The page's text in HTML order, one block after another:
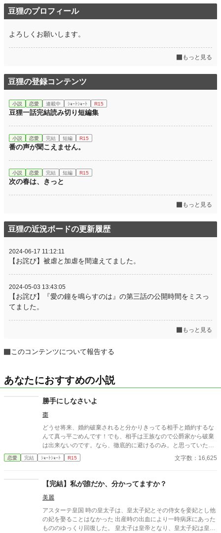
豆狸のプロフィール
よろしくお願いします。
もっと見る
豆狸の登録コンテンツ
小説 恋愛 連載中 ｼｮｰﾄｼｮｰﾄ R15
豆狸一話完結読み切り短編集
小説 恋愛 完結 短編 R15
番の声が聞こえません。
小説 恋愛 完結 短編 R15
次の春は、きっと
もっと見る
豆狸の近況ボードの更新履歴
2024-06-17 11:12:11
【お詫び】被虐と加虐を間違えてました。
2024-05-03 13:43:05
【お詫び】『愛の鐘を鳴らすのは』の第三話の公開時間をミスっ
てました。
もっと見る
このコンテンツについて報告する
あなたにおすすめの小説
勝手にしなさいよ
棗
どうせ将来、婚約破棄されると分かりきってる相手と婚約するな
んて真っ平ごめんです！でも、相手は王族なので公爵家から破棄
は出来ないのです。なら、徹底的に避けるのみ。と思っていた悪
役令嬢予定のヴァイオレットだが……
恋愛 完結 ｼｮｰﾄｼｮｰﾄ R15 文字数：16,625
【完結】私が誰だか、分かってますか？
美麗
アスターテ皇国 時の皇太子は、皇太子妃とその侍女を妾妃とし他
の妃を娶ることはなかった 出産時の出血により一時病床にあった
もののゆっくり回復した。 皇太子は皇帝となり、皇太子妃は皇后